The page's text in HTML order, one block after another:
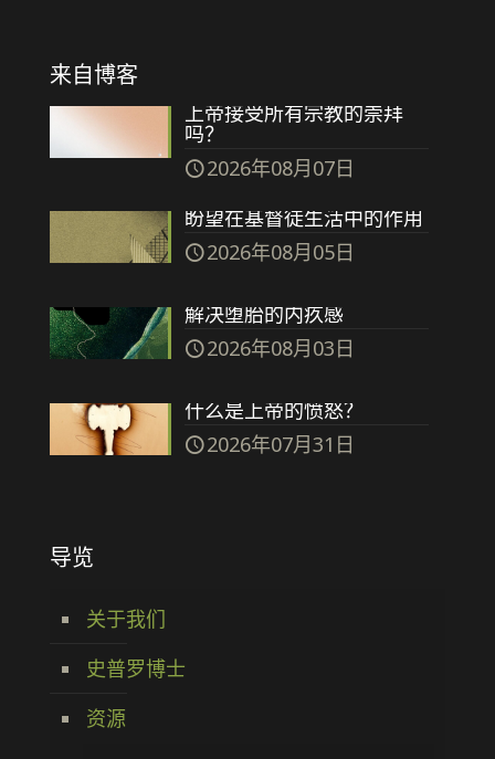
来自博客
上帝接受所有宗教的崇拜
吗？
2026年08月07日
盼望在基督徒生活中的作用
2026年08月05日
解决堕胎的内疚感
2026年08月03日
什么是上帝的愤怒？
2026年07月31日
导览
关于我们
史普罗博士
资源